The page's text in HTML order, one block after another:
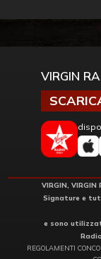
VIRGIN
VIRGIN, VIRGIN
Signature e
e sono
REGOLAMENTI